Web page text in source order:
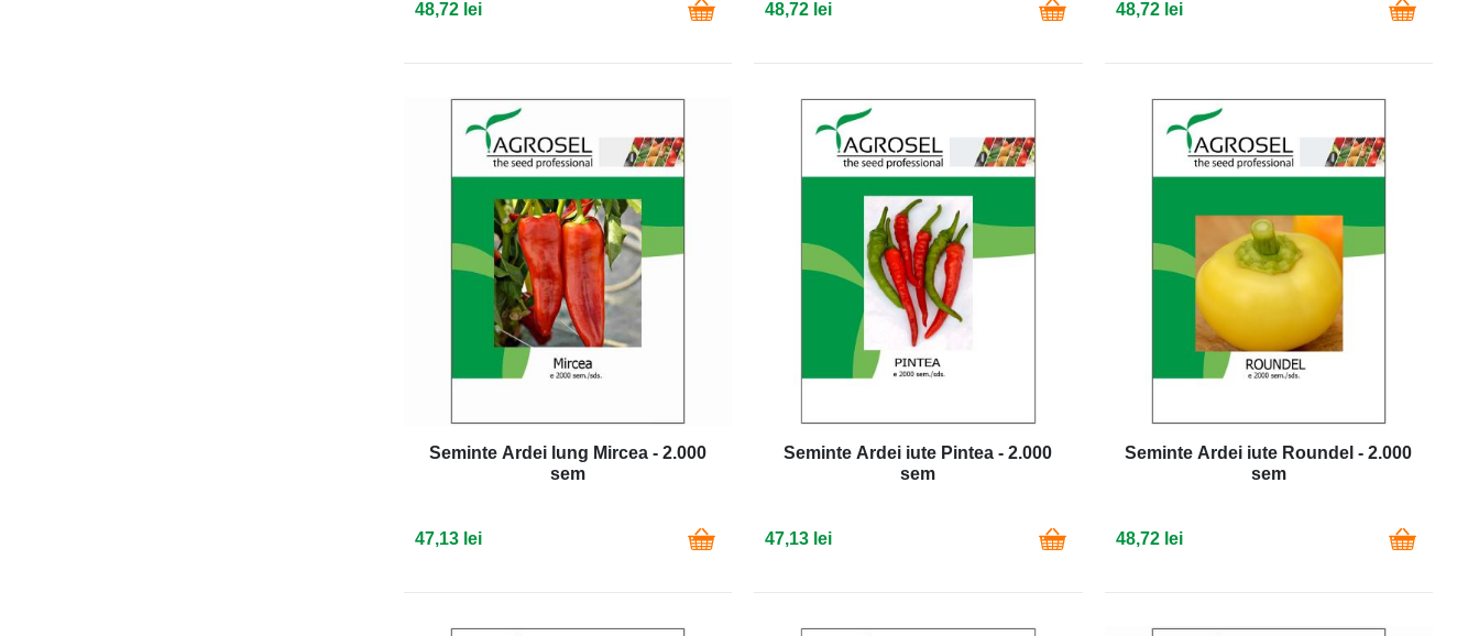
48,72 lei 48,72 lei 48,72 lei
Seminte Ardei lung Mircea - 2.000
sem
47,13 lei
Seminte Ardei iute Pintea - 2.000
sem
47,13 lei
Seminte Ardei iute Roundel - 2.000
sem
48,72 lei